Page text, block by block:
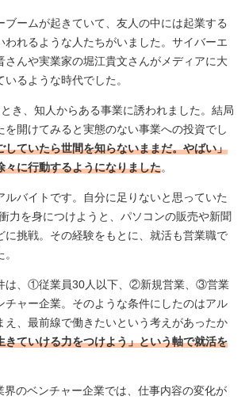
ブームが起きていて、友人の中には起業する
われるような人たちがいました。サイバーエ
さんや実業家の堀江貴文さんがメディアに大
るような時代でした。
き、知人からある事業に誘われました。結局
を開けてみると実態のない事業への投資でし
していたら世間を知らないままだ。やばい」
々に行動するようになりました。
ルバイトです。自分に足りないと思っていた
力を身につけようと、パソコンの販売や新聞
に挑戦。その経験をもとに、就活も営業職で
は、①従業員30人以下、②新規営業、③営業
ャー企業。そのような条件にしたのはアル
え、最前線で働きたいという考えがあったか
きていける力をつけよう」という軸で就活を
界のベンチャー企業では、仕事内容の変化が